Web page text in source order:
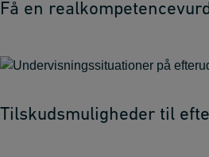
Få en
Tilskudsmuligheder til